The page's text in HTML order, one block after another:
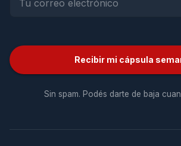
Recibir mi cápsula
Sin spam. Podés darte de baja